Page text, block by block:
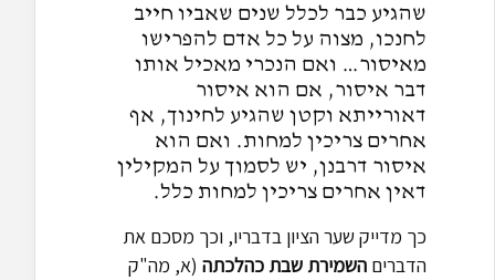
שהגיע כבר לכלל שנים שאביו חייב
לחנכו, מצוה על כל אדם להפרישו
מאיסור… ואם הנכרי מאכיל אותו
דבר איסור, אם הוא איסור
דאורייתא וקטן שהגיע לחינוך, אף
אחרים צריכין למחות. ואם הוא
איסור דרבנן, יש לסמוך על המקילין
דאין אחרים צריכין למחות כלל.
כך מדייק שער הציון בדבריו, וכך מסכם את
הדבריםהשמירת שבת כהלכתה (א, מה"ק